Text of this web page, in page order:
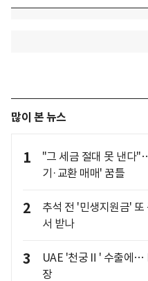
많이 본 뉴스
1
"그 세금 절대 못 낸다
기·교환 매매' 꿈틀
2
추석 전 '민생지원금'
서 받나
3
UAE '천궁Ⅱ' 수출에…
장